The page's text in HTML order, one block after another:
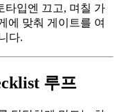
타입엔 끄고, 며칠 가
에 맞춰 게이트를 여
다.
루프